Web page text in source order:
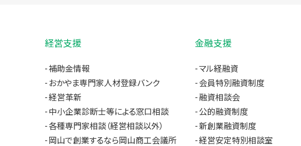
経営支援
補助金情報
おかやま専門家人材登録バンク
経営革新
中小企業診断士等による窓口相談
各種専門家相談（経営相談以外）
岡山で創業するなら岡山商工会議所
金融支援
マル経融資
会員特別融資制度
融資相談会
公的融資制度
新創業融資制度
経営安定特別相談室